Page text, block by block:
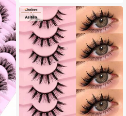
げ、フォトジェニック & ナチュラル
な見た目のまつげエクステンション
メイク、旅行、パーティーに適して
います